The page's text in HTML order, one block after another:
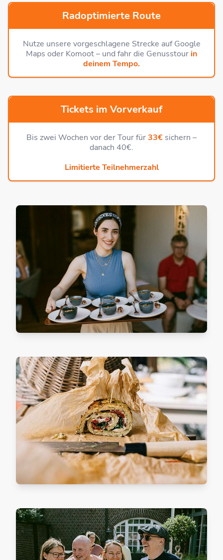
Radoptimierte Route
Nutze unsere vorgeschlagene Strecke auf Google
Maps oder Komoot – und fahr die Genusstour in
deinem Tempo.
Tickets im Vorverkauf
Bis zwei Wochen vor der Tour für33€ sichern –
danach 40€.
Limitierte Teilnehmerzahl